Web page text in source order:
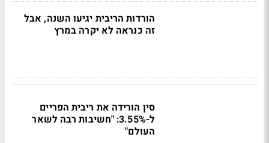
הורדות הריבית יגיעו השנה, אבל
זה כנראה לא יקרה במרץ
סין הורידה את ריבית הפריים
ל-3.55%: "חשיבות רבה לשאר
העולם"